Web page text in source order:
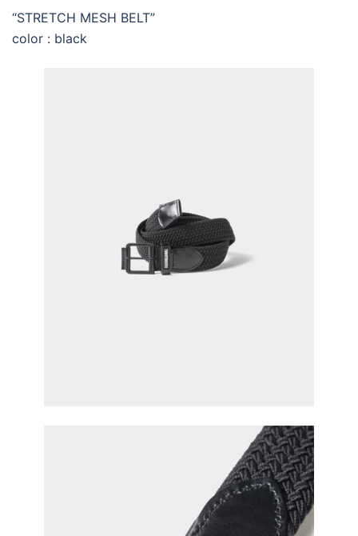
“STRETCH MESH BELT”
color : black